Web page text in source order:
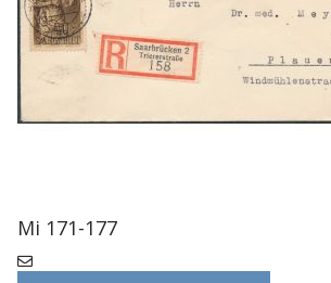
Mi 171-177